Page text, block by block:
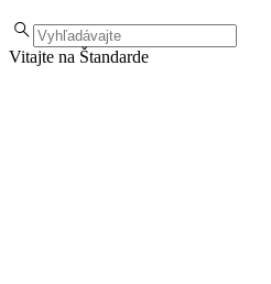
Vitajte na Štandarde